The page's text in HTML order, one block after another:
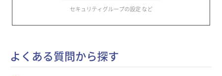
セキュリティグループの設定 など
よくある質問から探す